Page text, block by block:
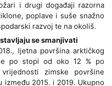
i drugi događaji razorna
poplave i suše snažno
razvoj te na okoliš.
se smanjivati
ljetna površina arktičkog
po stopi od oko 12 % po
zimske površine
2015. i 2019. Ukupno